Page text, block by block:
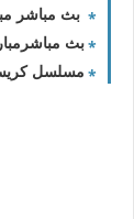
بث مباشر مباراة
بث مباشرمباراة
مسلسل كريستال الحلقة 60